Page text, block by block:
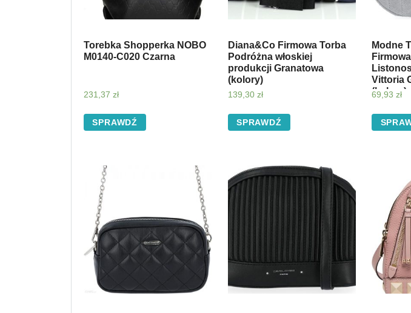
Torebka Shopperka NOBO
M0140-C020 Czarna
231,37 zł
SPRAWDŹ
Diana&Co Firmowa Torba
Podróżna włoskiej
produkcji Granatowa
(kolory)
139,30 zł
SPRAWDŹ
Modne
Vittoria
(kolory)
69,93zł